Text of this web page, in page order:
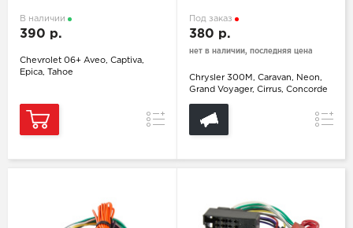
В наличии
390 р.
Chevrolet 06+ Aveo, Captiva,
Epica, Tahoe
Сравнение
Под заказ
380 р.
нет в наличии, последняя цена
Chrysler 300M, Caravan, Neon,
Grand Voyager, Cirrus, Concorde